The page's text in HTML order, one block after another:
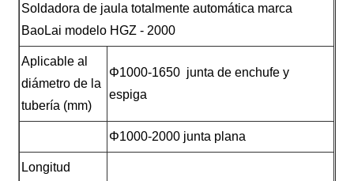
Soldadora de jaula totalmente automática marca
BaoLai modelo HGZ - 2000
Aplicable al
diámetro de la
tubería (mm)
Φ1000-1650 junta de enchufe y
espiga
Φ1000-2000 junta plana
Longitud